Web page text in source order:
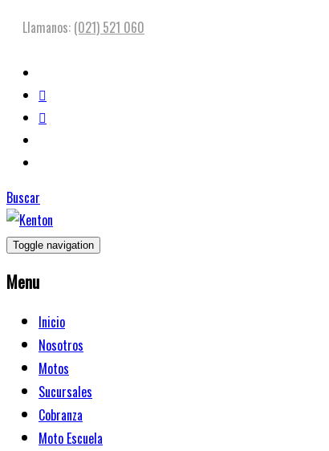
Llamanos: (021) 521 060
Buscar
Toggle navigation
Menu
Inicio
Nosotros
Motos
Sucursales
Cobranza
Moto Escuela